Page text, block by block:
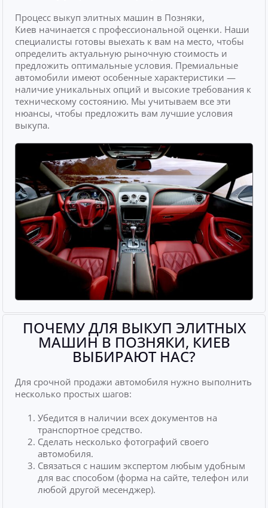
Процесс выкуп элитных машин в Позняки,
Киев начинается с профессиональной оценки. Наши
специалисты готовы выехать к вам на место, чтобы
определить актуальную рыночную стоимость и
предложить оптимальные условия. Премиальные
автомобили имеют особенные характеристики —
наличие уникальных опций и высокие требования к
техническому состоянию. Мы учитываем все эти
нюансы, чтобы предложить вам лучшие условия
выкупа.
ПОЧЕМУ ДЛЯ ВЫКУП ЭЛИТНЫХ
МАШИН В ПОЗНЯКИ, КИЕВ
ВЫБИРАЮТ НАС?
Для срочной продажи автомобиля нужно выполнить
несколько простых шагов:
Убедится в наличии всех документов на
транспортное средство.
Сделать несколько фотографий своего
автомобиля.
Связаться с нашим экспертом любым удобным
для вас способом (форма на сайте, телефон или
любой другой месенджер).